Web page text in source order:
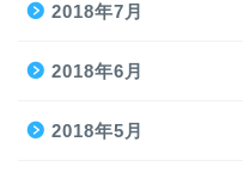
2018年7月
2018年6月
2018年5月